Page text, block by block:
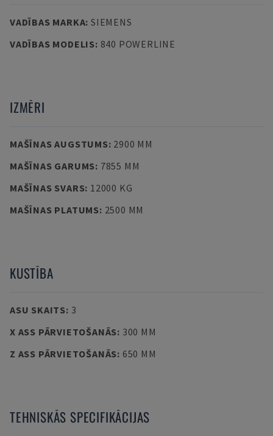
VADĪBAS MARKA: SIEMENS
VADĪBAS MODELIS: 840 POWERLINE
IZMĒRI
MAŠĪNAS AUGSTUMS: 2900 MM
MAŠĪNAS GARUMS: 7855 MM
MAŠĪNAS SVARS: 12000 KG
MAŠĪNAS PLATUMS: 2500 MM
KUSTĪBA
ASU SKAITS: 3
X ASS PĀRVIETOŠANĀS: 300 MM
Z ASS PĀRVIETOŠANĀS: 650 MM
TEHNISKĀS SPECIFIKĀCIJAS